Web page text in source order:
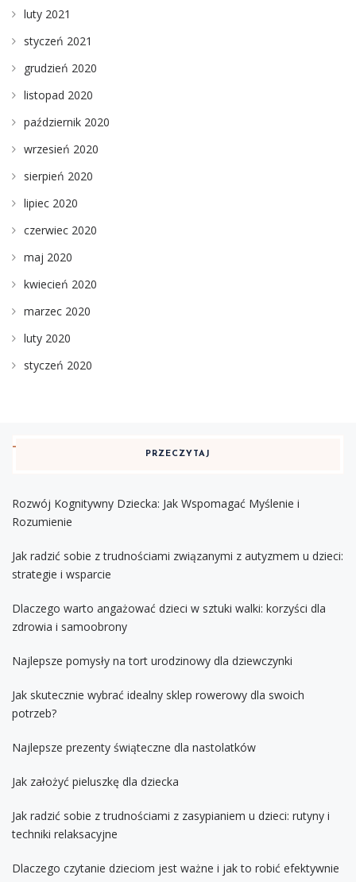
luty 2021
styczeń 2021
grudzień 2020
listopad 2020
październik 2020
wrzesień 2020
sierpień 2020
lipiec 2020
czerwiec 2020
maj 2020
kwiecień 2020
marzec 2020
luty 2020
styczeń 2020
PRZECZYTAJ
Rozwój Kognitywny Dziecka: Jak Wspomagać Myślenie i
Rozumienie
Jak radzić sobie z trudnościami związanymi z autyzmem u dzieci:
strategie i wsparcie
Dlaczego warto angażować dzieci w sztuki walki: korzyści dla
zdrowia i samoobrony
Najlepsze pomysły na tort urodzinowy dla dziewczynki
Jak skutecznie wybrać idealny sklep rowerowy dla swoich
potrzeb?
Najlepsze prezenty świąteczne dla nastolatków
Jak założyć pieluszkę dla dziecka
Jak radzić sobie z trudnościami z zasypianiem u dzieci: rutyny i
techniki relaksacyjne
Dlaczego czytanie dzieciom jest ważne i jak to robić efektywnie